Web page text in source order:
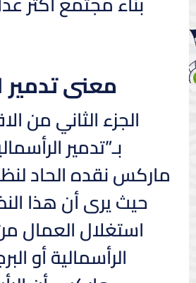
معنى تدمير
الجزء الثاني من
بـ”تدمير
ماركس نقده الحاد
حيث يرى أن هذا
استغلال العمال
الرأسمالية أو